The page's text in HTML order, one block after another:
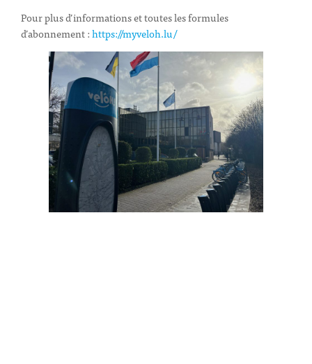
Pour plus d’informations et toutes les formules
d’abonnement :https://myveloh.lu/